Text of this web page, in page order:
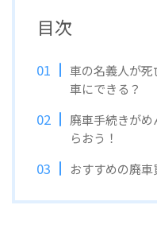
目次
車の名義人が
車にできる？
廃車手続きが
らおう！
おすすめの廃車